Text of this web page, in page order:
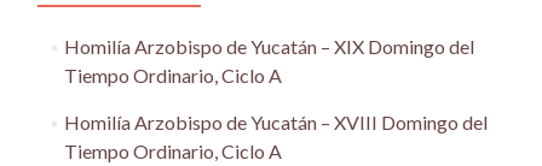
Homilía Arzobispo de Yucatán – XIX Domingo del
Tiempo Ordinario, Ciclo A
Homilía Arzobispo de Yucatán – XVIII Domingo del
Tiempo Ordinario, Ciclo A